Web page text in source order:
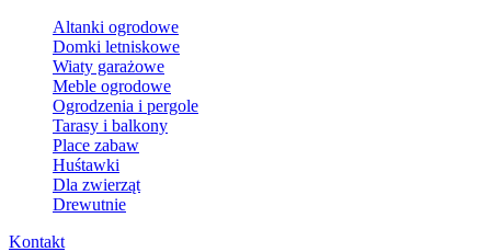
Altanki ogrodowe
Domki letniskowe
Wiaty garażowe
Meble ogrodowe
Ogrodzenia i pergole
Tarasy i balkony
Place zabaw
Huśtawki
Dla zwierząt
Drewutnie
Kontakt